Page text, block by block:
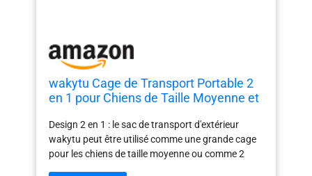
wakytu Cage de Transport Portable 2
en 1 pour Chiens de Taille Moyenne et
Transport/hamacs/Tapis/piquets de
Tente/2 Bols de Camping en Plein air,
Noir 2.0
Design 2 en 1 : le sac de transport d'extérieur
wakytu peut être utilisé comme une grande cage
pour les chiens de taille moyenne ou comme 2